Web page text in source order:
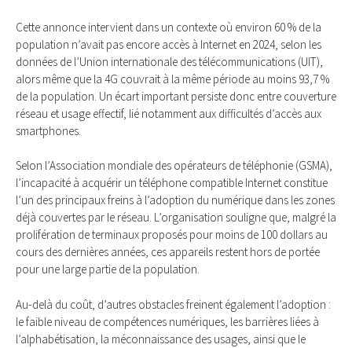
Cette annonce intervient dans un contexte où environ 60 % de la
population n’avait pas encore accès à Internet en 2024, selon les
données de l’Union internationale des télécommunications (UIT),
alors même que la 4G couvrait à la même période au moins 93,7 %
de la population. Un écart important persiste donc entre couverture
réseau et usage effectif, lié notamment aux difficultés d’accès aux
smartphones.
Selon l’Association mondiale des opérateurs de téléphonie (GSMA),
l’incapacité à acquérir un téléphone compatible Internet constitue
l’un des principaux freins à l’adoption du numérique dans les zones
déjà couvertes par le réseau. L’organisation souligne que, malgré la
prolifération de terminaux proposés pour moins de 100 dollars au
cours des dernières années, ces appareils restent hors de portée
pour une large partie de la population.
Au-delà du coût, d’autres obstacles freinent également l’adoption :
le faible niveau de compétences numériques, les barrières liées à
l’alphabétisation, la méconnaissance des usages, ainsi que le